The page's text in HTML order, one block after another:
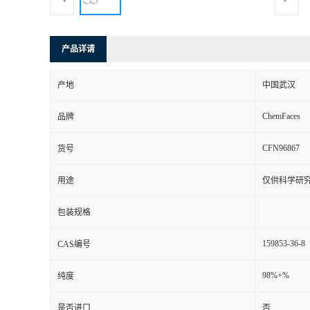
产品详请
产地 中国武汉
品牌 ChemFaces
货号 CFN96867
用途 仅供科学研
包装规格
CAS编号 159853-36-8
纯度 98%+%
是否进口 否